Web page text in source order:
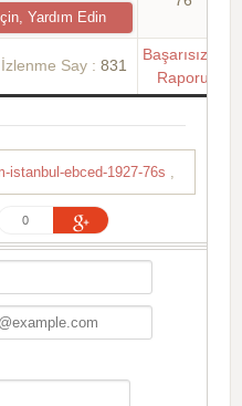
Yardım Edin
İzlenme Say : 831
Başarısızlık
Raporu
istanbul-ebced-1927-76s
0